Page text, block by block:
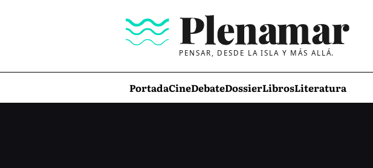
PENSAR, DESDE LA ISLA Y MÁS ALLÁ.
PortadaCineDebateDossierLibrosLiteratura